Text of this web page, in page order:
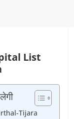
List
Tijara